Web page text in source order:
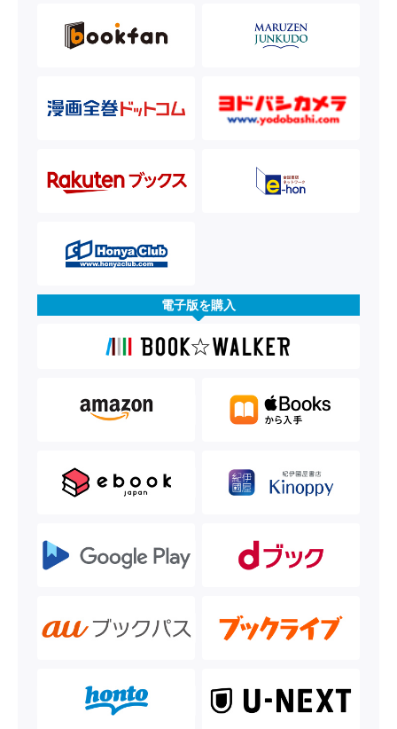
電子版を購入